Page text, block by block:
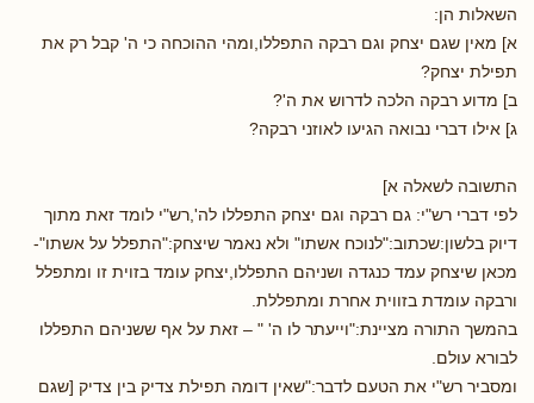
השאלות הן:
א] מאין שגם יצחק וגם רבקה התפללו,ומהי ההוכחה כי ה' קבל רק את
תפילת יצחק?
ב] מדוע רבקה הלכה לדרוש את ה'?
ג] אילו דברי נבואה הגיעו לאוזני רבקה?
התשובה לשאלה א]
לפי דברי רש"י: גם רבקה וגם יצחק התפללו לה',רש"י לומד זאת מתוך
דיוק בלשון:שכתוב:"לנוכח אשתו" ולא נאמר שיצחק:"התפלל על אשתו"-
מכאן שיצחק עמד כנגדה ושניהם התפללו,יצחק עומד בזוית זו ומתפלל
ורבקה עומדת בזווית אחרת ומתפללת.
בהמשך התורה מציינת:"וייעתר לו ה' " – זאת על אף ששניהם התפללו
לבורא עולם.
ומסביר רש"י את הטעם לדבר:"שאין דומה תפילת צדיק בין צדיק [שגם